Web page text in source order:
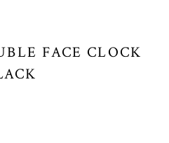
FACE CLOCK